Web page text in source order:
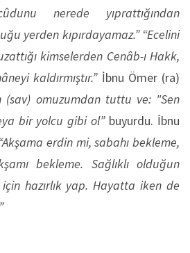
nerede yıprattığından
yerden kıpırdayamaz.” “Ecelini
kimselerden Cenâb-ı Hakk,
kaldırmıştır.”İbnu Ömer (ra)
(sav) omuzumdan tuttu ve: "Sen
bir yolcu gibi ol”buyurdu. İbnu
“Akşama erdin mi, sabahı bekleme,
bekleme. Sağlıklı olduğun
hazırlık yap. Hayatta iken de